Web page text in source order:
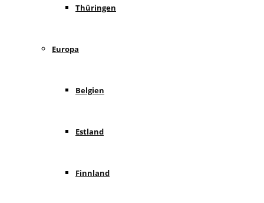
Thüringen
Europa
Belgien
Estland
Finnland